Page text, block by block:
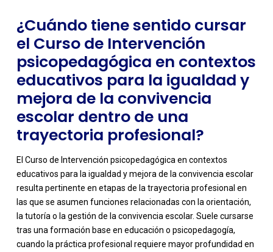
¿Cuándo tiene sentido cursar
el Curso de Intervención
psicopedagógica en contextos
educativos para la igualdad y
mejora de la convivencia
escolar dentro de una
trayectoria profesional?
El Curso de Intervención psicopedagógica en contextos
educativos para la igualdad y mejora de la convivencia escolar
resulta pertinente en etapas de la trayectoria profesional en
las que se asumen funciones relacionadas con la orientación,
la tutoría o la gestión de la convivencia escolar. Suele cursarse
tras una formación base en educación o psicopedagogía,
cuando la práctica profesional requiere mayor profundidad en